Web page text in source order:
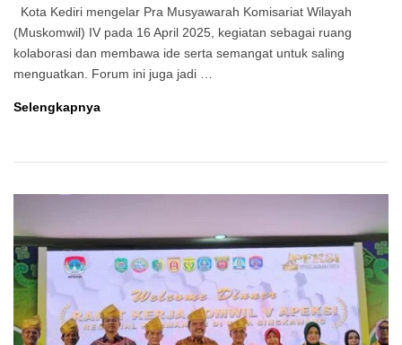
Kota Kediri mengelar Pra Musyawarah Komisariat Wilayah
(Muskomwil) IV pada 16 April 2025, kegiatan sebagai ruang
kolaborasi dan membawa ide serta semangat untuk saling
menguatkan. Forum ini juga jadi …
SelengkapnyaPra